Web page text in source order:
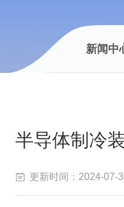
新闻中
半导体制冷
更新时间：2024-07-